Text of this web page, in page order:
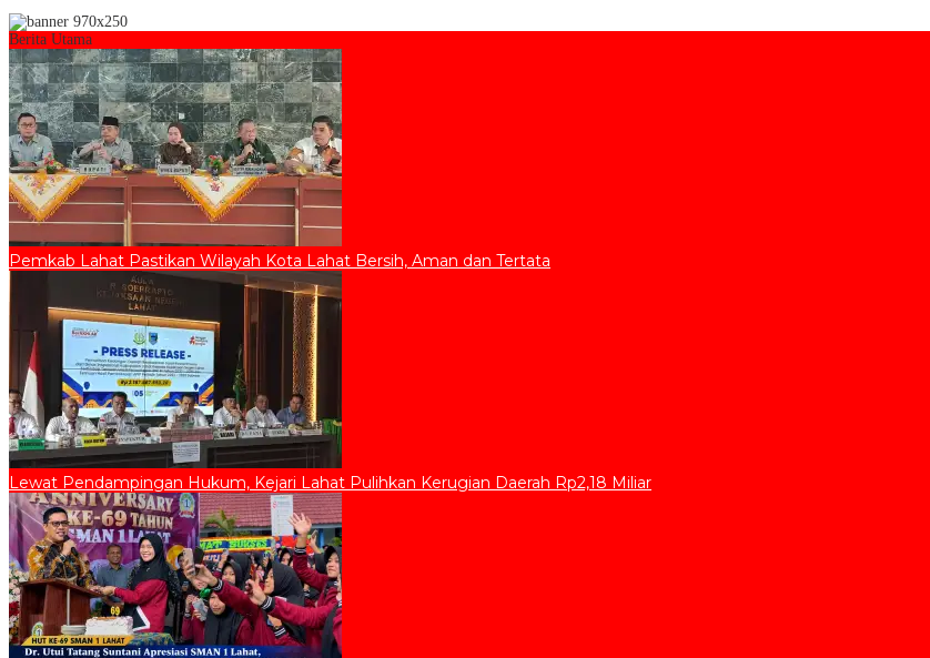
Berita Utama
Pemkab Lahat Pastikan Wilayah Kota Lahat Bersih, Aman dan Tertata
Lewat Pendampingan Hukum, Kejari Lahat Pulihkan Kerugian Daerah Rp2,18 Miliar